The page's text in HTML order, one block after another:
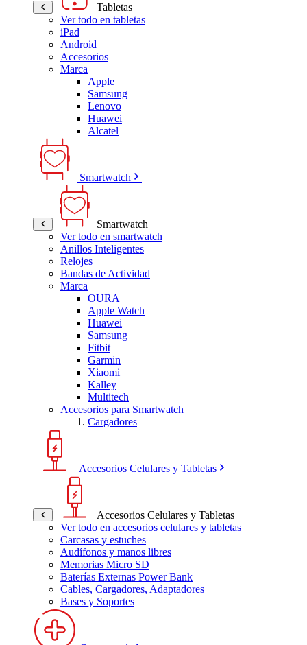
Tabletas
Ver todo en tabletas
iPad
Android
Accesorios
Marca
Apple
Samsung
Lenovo
Huawei
Alcatel
Smartwatch
Smartwatch
Ver todo en smartwatch
Anillos Inteligentes
Relojes
Bandas de Actividad
Marca
OURA
Apple Watch
Huawei
Samsung
Fitbit
Garmin
Xiaomi
Kalley
Multitech
Accesorios para Smartwatch
Cargadores
Accesorios Celulares y Tabletas
Accesorios Celulares y Tabletas
Ver todo en accesorios celulares y tabletas
Carcasas y estuches
Audífonos y manos libres
Memorias Micro SD
Baterías Externas Power Bank
Cables, Cargadores, Adaptadores
Bases y Soportes